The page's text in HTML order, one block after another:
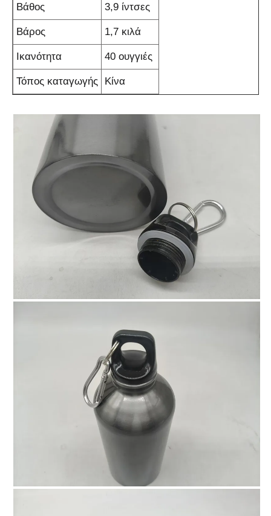
Βάθος 3,9 ίντσες
Βάρος 1,7 κιλά
Ικανότητα 40 ουγγιές
Τόπος καταγωγής Κίνα